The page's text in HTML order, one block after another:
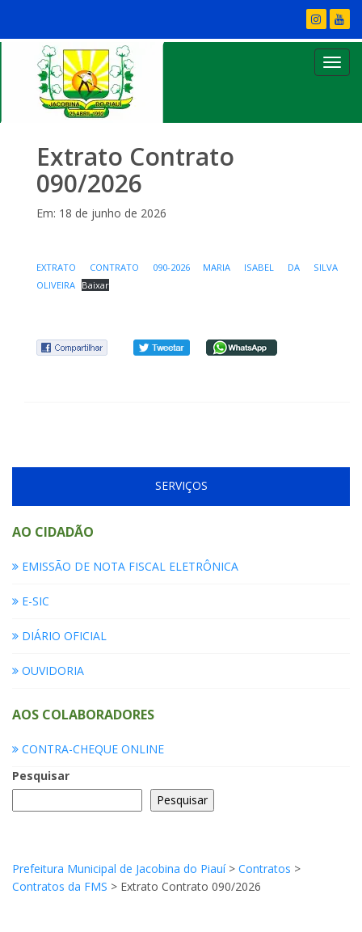
Extrato Contrato
090/2026
Em: 18 de junho de 2026
EXTRATO CONTRATO 090-2026 MARIA ISABEL DA SILVA
OLIVEIRA Baixar
SERVIÇOS
AO CIDADÃO
EMISSÃO DE NOTA FISCAL ELETRÔNICA
E-SIC
DIÁRIO OFICIAL
OUVIDORIA
AOS COLABORADORES
CONTRA-CHEQUE ONLINE
Pesquisar
Pesquisar
Prefeitura Municipal de Jacobina do Piauí> Contratos >
Contratos da FMS > Extrato Contrato 090/2026